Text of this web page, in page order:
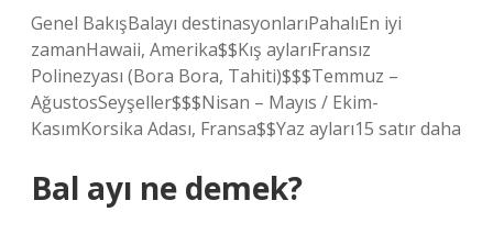
Genel BakışBalayı destinasyonlarıPahalıEn iyi
zamanHawaii, Amerika$$Kış aylarıFransız
Polinezyası (Bora Bora, Tahiti)$$$Temmuz –
AğustosSeyşeller$$$Nisan – Mayıs / Ekim-
KasımKorsika Adası, Fransa$$Yaz ayları15 satır daha
Bal ayı ne demek?